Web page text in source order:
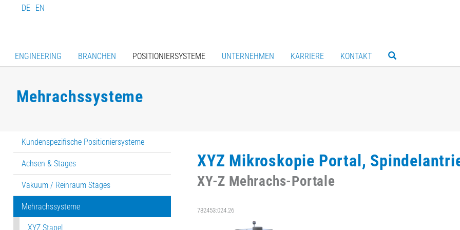
DE EN
ENGINEERING BRANCHEN POSITIONIERSYSTEME UNTERNEHMEN KARRIERE KONTAKT
Mehrachssysteme
Kundenspezifische Positioniersysteme
Achsen & Stages
Vakuum / Reinraum Stages
Mehrachssysteme
XYZ Stapel
XYZ Mikroskopie Portal,
XY-Z Mehrachs-Portale
782453:024.26